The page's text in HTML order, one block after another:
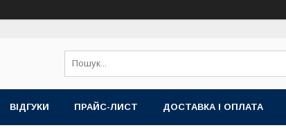
ВІДГУКИ ПРАЙС-ЛИСТ ДОСТАВКА І ОПЛАТА